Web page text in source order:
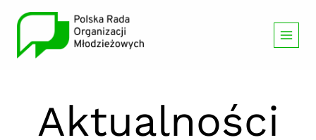
Przeskocz
treści
Aktualności